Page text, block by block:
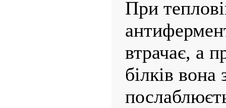
При
втрачає, а
білків вона